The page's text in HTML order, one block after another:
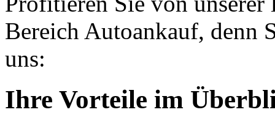
Bereich Autoankauf, denn
uns:
Ihre Vorteile im